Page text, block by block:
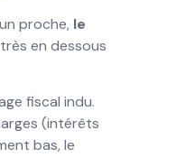
proche, le
en dessous
fiscal indu.
(intérêts
bas, le